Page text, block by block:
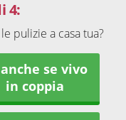
4:
pulizie a casa tua?
se vivo
in coppia